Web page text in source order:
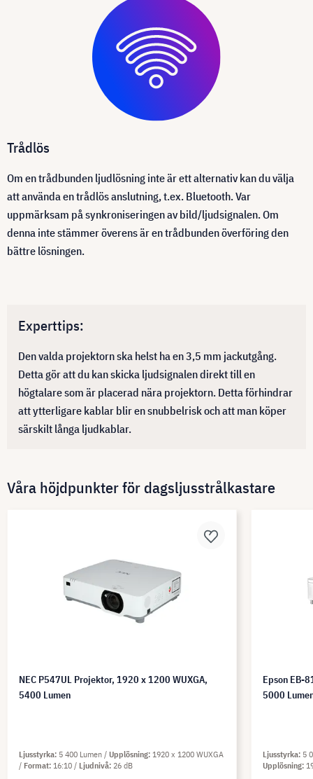
Trådlös
Om en trådbunden ljudlösning inte är ett alternativ kan du välja
att använda en trådlös anslutning, t.ex. Bluetooth. Var
uppmärksam på synkroniseringen av bild/ljudsignalen. Om
denna inte stämmer överens är en trådbunden överföring den
bättre lösningen.
Experttips:
Den valda projektorn ska helst ha en 3,5 mm jackutgång.
Detta gör att du kan skicka ljudsignalen direkt till en
högtalare som är placerad nära projektorn. Detta förhindrar
att ytterligare kablar blir en snubbelrisk och att man köper
särskilt långa ljudkablar.
Våra höjdpunkter för dagsljusstrålkastare
NEC P547UL Projektor, 1920 x 1200 WUXGA,
5400 Lumen
Ljusstyrka 5 400 Lumen Upplösning 1920 x 1200 WUXGA
Format 16:10 Ljudnivå 26 dB
Epson EB-
5000
Ljusstyrka 5
Upplösning